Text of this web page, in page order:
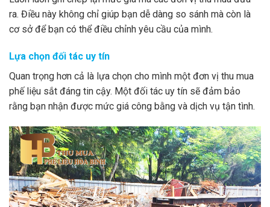
ra. Điều này không chỉ giúp bạn dễ dàng so sánh mà còn là
cơ sở để bạn có thể điều chỉnh yêu cầu của mình.
Lựa chọn đối tác uy tín
Quan trọng hơn cả là lựa chọn cho mình một đơn vị thu mua
phế liệu sắt đáng tin cậy. Một đối tác uy tín sẽ đảm bảo
rằng bạn nhận được mức giá công bằng và dịch vụ tận tình.